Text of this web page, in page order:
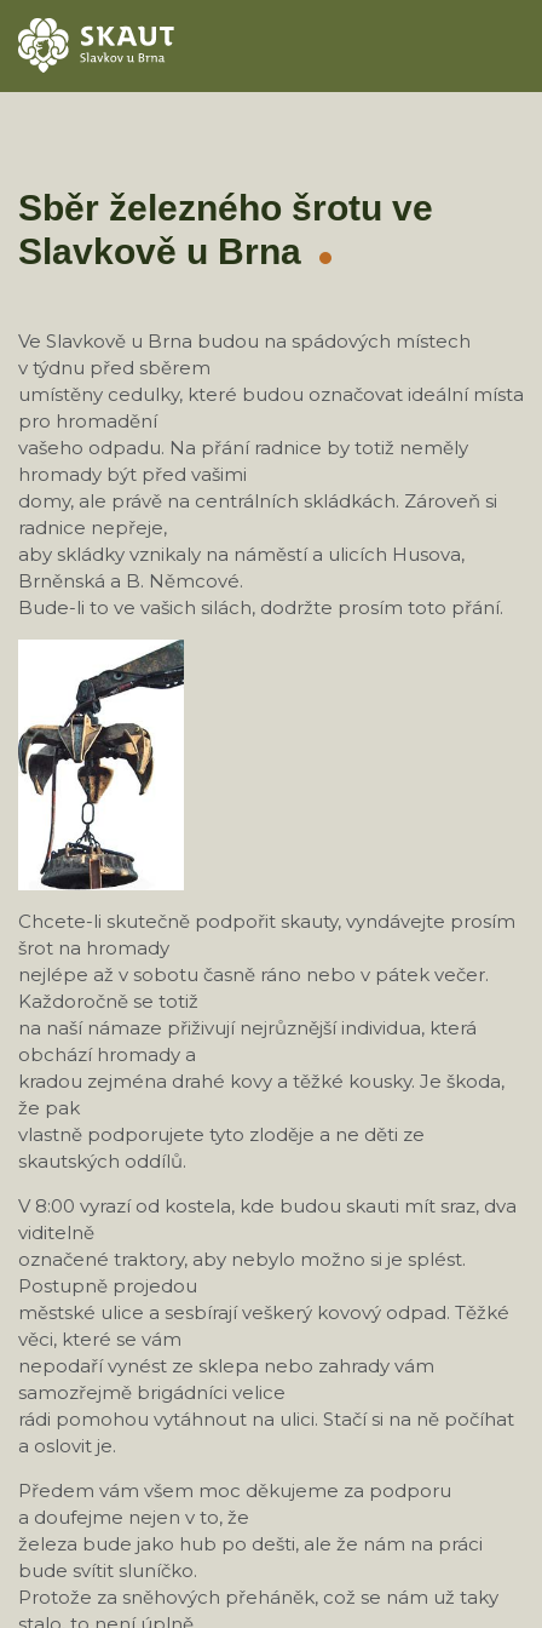
ODDÍLY
KONTAKTY
TÁBORY
Sběr železného šrotu ve
Slavkově u Brna
Ve Slavkově u Brna budou na spádových místech
v týdnu před sběrem
umístěny cedulky, které budou označovat ideální místa
pro hromadění
vašeho odpadu. Na přání radnice by totiž neměly
hromady být před vašimi
domy, ale právě na centrálních skládkách. Zároveň si
radnice nepřeje,
aby skládky vznikaly na náměstí a ulicích Husova,
Brněnská a B. Němcové.
Bude-li to ve vašich silách, dodržte prosím toto přání.
Chcete-li skutečně podpořit skauty, vyndávejte prosím
šrot na hromady
nejlépe až v sobotu časně ráno nebo v pátek večer.
Každoročně se totiž
na naší námaze přiživují nejrůznější individua, která
obchází hromady a
kradou zejména drahé kovy a těžké kousky. Je škoda,
že pak
vlastně podporujete tyto zloděje a ne děti ze
skautských oddílů.
V 8:00 vyrazí od kostela, kde budou skauti mít sraz, dva
viditelně
označené traktory, aby nebylo možno si je splést.
Postupně projedou
městské ulice a sesbírají veškerý kovový odpad. Těžké
věci, které se vám
nepodaří vynést ze sklepa nebo zahrady vám
samozřejmě brigádníci velice
rádi pomohou vytáhnout na ulici. Stačí si na ně počíhat
a oslovit je.
Předem vám všem moc děkujeme za podporu
a doufejme nejen v to, že
železa bude jako hub po dešti, ale že nám na práci
bude svítit sluníčko.
Protože za sněhových přeháněk, což se nám už taky